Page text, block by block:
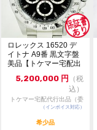
ロレックス 16520 デ
イトナ A9番 黒文字盤
美品【トケマー宅配出
5,200,000 円
（税
込）
トケマー宅配代行出品（委
託販売）
（インボイス対応）
希少品